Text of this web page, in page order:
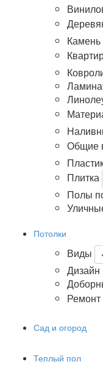
Общие
Плитка
Полы
Потолки
Виды
Дизайн
Сад и огород
Теплый пол